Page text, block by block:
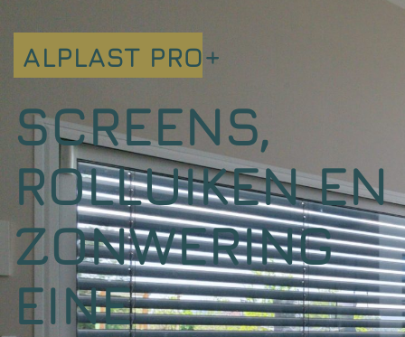
ALPLAST PRO+
SCREENS,
ROLLUIKEN EN
ZONWERING
EINE